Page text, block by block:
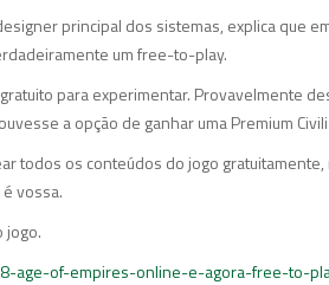
principal dos sistemas, explica que
um free-to-play.
para experimentar. Provavelmente
a opção de ganhar uma Premium
todos os conteúdos do jogo gratuitamente,
vossa.
jogo.
age-of-empires-online-e-agora-free-to-